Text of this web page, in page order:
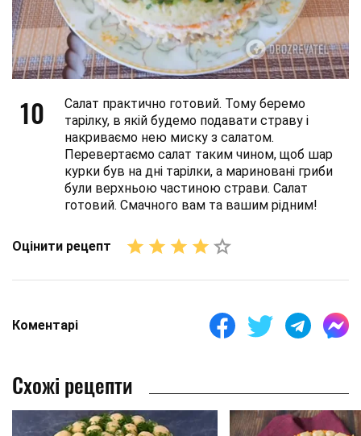
10
Салат практично готовий. Тому беремо
тарілку, в якій будемо подавати страву і
накриваємо нею миску з салатом.
Перевертаємо салат таким чином, щоб шар
курки був на дні тарілки, а мариновані гриби
були верхньою частиною страви. Салат
готовий. Смачного вам та вашим рідним!
Оцінити рецепт
Коментарі
Схожі рецепти